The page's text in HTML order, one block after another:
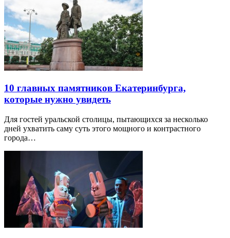
10 главных памятников Екатеринбурга,
которые нужно увидеть
Для гостей уральской столицы, пытающихся за несколько
дней ухватить саму суть этого мощного и контрастного
города…